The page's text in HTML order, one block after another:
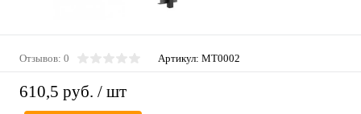
Отзывов: 0 Артикул: MT0002
610,5 руб. / шт